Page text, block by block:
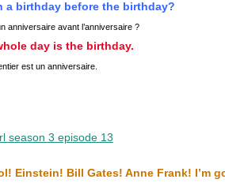
a birthday before the birthday?
anniversaire avant l’anniversaire ?
day is the birthday.
est un anniversaire.
Einstein! Bill Gates! Anne Frank! I’m